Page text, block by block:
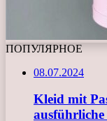
ПОПУЛЯРНОЕ
08.07.2024
Kleid mit
ausführliche